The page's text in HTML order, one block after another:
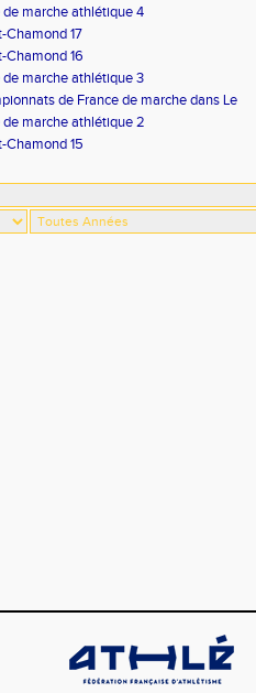
marche athlétique 4
Chamond 17
Chamond 16
marche athlétique 3
de France de marche dans Le
marche athlétique 2
Chamond 15